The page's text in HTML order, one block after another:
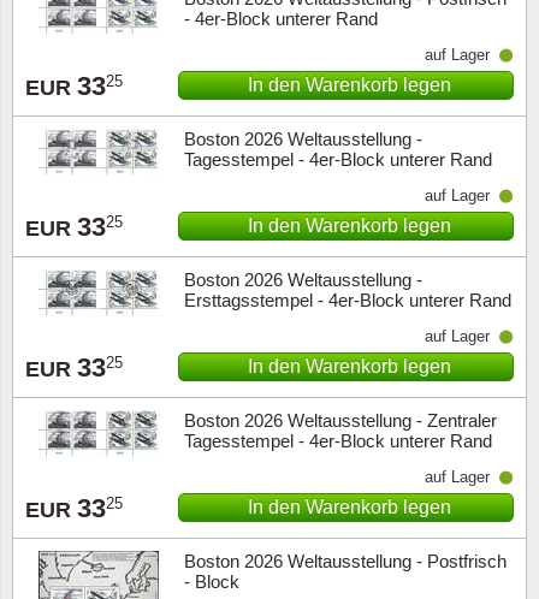
- 4er-Block unterer Rand
EUR 3325
auf Lager
In den Warenkorb legen
Boston 2026 Weltausstellung -
Tagesstempel - 4er-Block unterer Rand
EUR 3325
auf Lager
In den Warenkorb legen
Boston 2026 Weltausstellung -
Ersttagsstempel - 4er-Block unterer Rand
EUR 3325
auf Lager
In den Warenkorb legen
Boston 2026 Weltausstellung - Zentraler
Tagesstempel - 4er-Block unterer Rand
EUR 3325
auf Lager
In den Warenkorb legen
Boston 2026 Weltausstellung - Postfrisch
- Block